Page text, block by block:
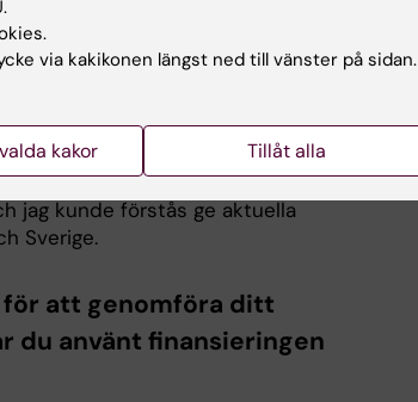
och lärare som skulle
som kom till på
i Kampala. Jag kunde därmed
genomföra både den
ansvar för på distans. Jag
i vårdvetenskap från
väldigt bra. Det handlade
jag kunde förstås ge aktuella
Sverige.
att genomföra ditt
du använt finansieringen
via kakikonen längst ned till vänster på sidan.
kakor Tillåt alla